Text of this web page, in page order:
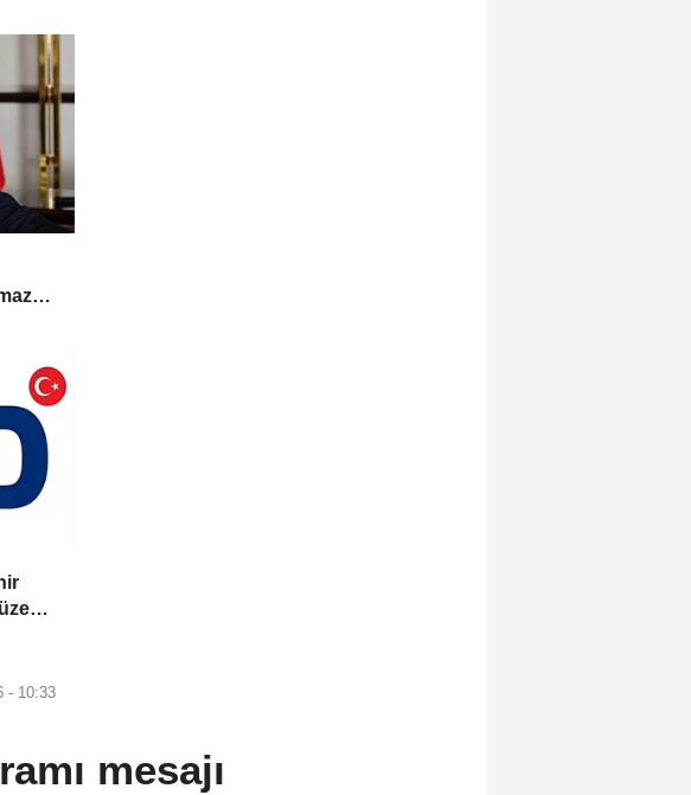
- 10:33
mesajı